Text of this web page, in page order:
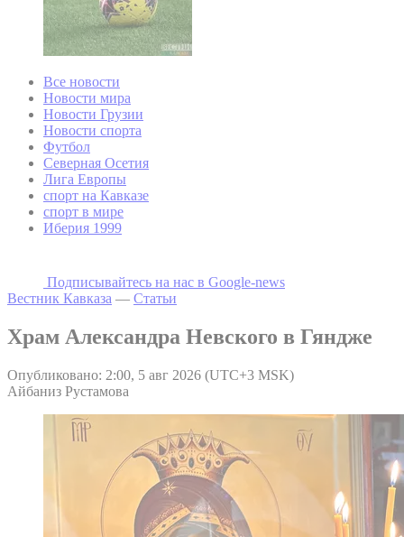
Все новости
Новости мира
Новости Грузии
Новости спорта
Футбол
Северная Осетия
Лига Европы
спорт на Кавказе
спорт в мире
Иберия 1999
Подписывайтесь на наc в Google-news
Вестник Кавказа — Статьи
Храм Александра Невского в Гяндже
Опубликовано: 2:00, 5 авг 2026 (UTC+3 MSK)
Айбаниз Рустамова